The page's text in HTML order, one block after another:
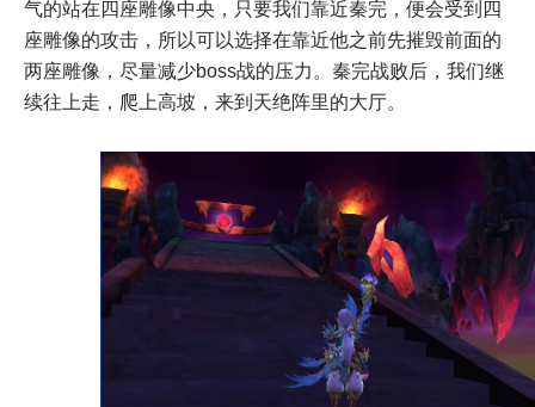
气的站在四座雕像中央，只要我们靠近秦完，便会受到四
座雕像的攻击，所以可以选择在靠近他之前先摧毁前面的
两座雕像，尽量减少boss战的压力。秦完战败后，我们继
续往上走，爬上高坡，来到天绝阵里的大厅。